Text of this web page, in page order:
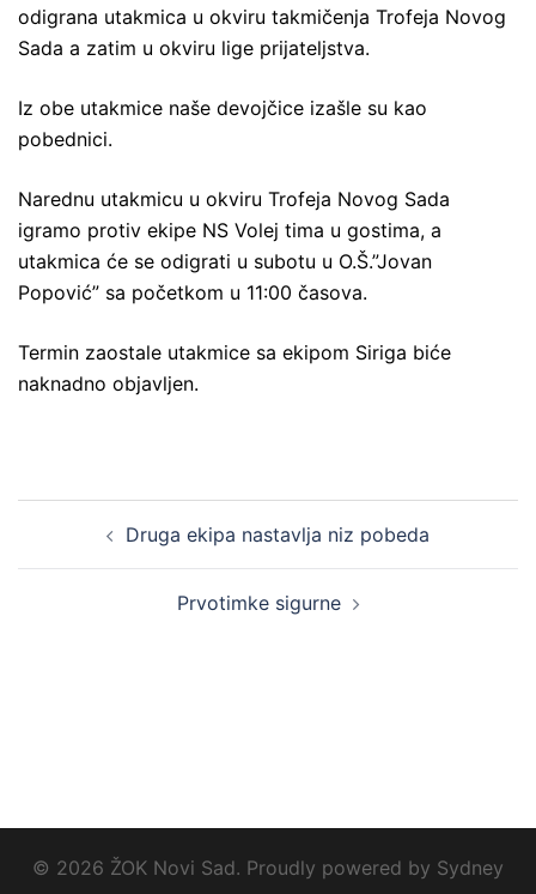
odigrana utakmica u okviru takmičenja Trofeja Novog
Sada a zatim u okviru lige prijateljstva.
Iz obe utakmice naše devojčice izašle su kao
pobednici.
Narednu utakmicu u okviru Trofeja Novog Sada
igramo protiv ekipe NS Volej tima u gostima, a
utakmica će se odigrati u subotu u O.Š.”Jovan
Popović” sa početkom u 11:00 časova.
Termin zaostale utakmice sa ekipom Siriga biće
naknadno objavljen.
Druga ekipa nastavlja niz pobeda
Prvotimke sigurne
© 2026 ŽOK Novi Sad. Proudly powered by Sydney